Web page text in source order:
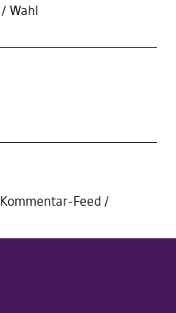
Wahl
Kommentar-Feed